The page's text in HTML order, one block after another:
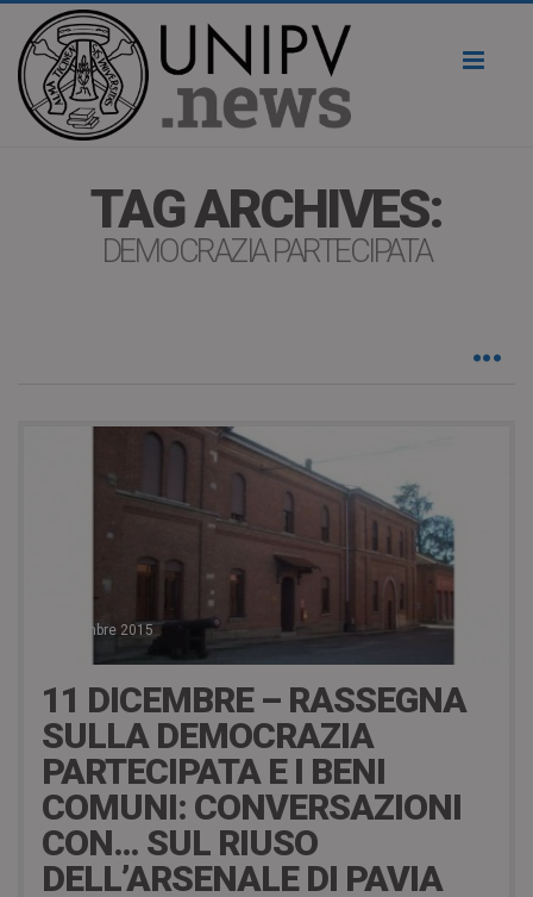
TAG ARCHIVES:
DEMOCRAZIA PARTECIPATA
2 Dicembre 2015
11 DICEMBRE – RASSEGNA
SULLA DEMOCRAZIA
PARTECIPATA E I BENI
COMUNI: CONVERSAZIONI
CON… SUL RIUSO
DELL’ARSENALE DI PAVIA